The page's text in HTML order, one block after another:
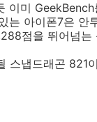
이미
는 아이폰7은 안
점을 뛰어넘는
스냅드래곤 821